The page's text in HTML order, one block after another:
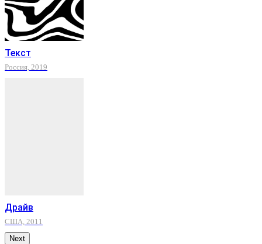
Текст
Россия, 2019
Драйв
США, 2011
Next